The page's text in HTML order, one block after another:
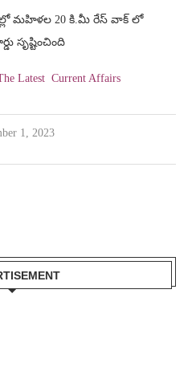
మహిళల 20 కి.మీ రేస్ వాక్ లో
సృష్టించింది
Latest Current Affairs
1, 2023